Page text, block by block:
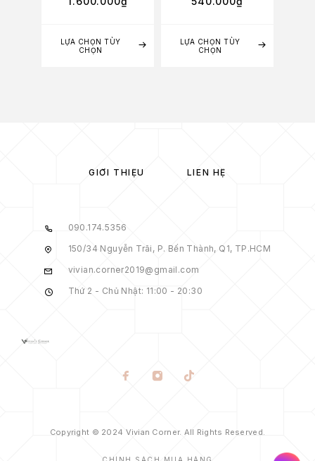
LỰA CHỌN TÙY
CHỌN
LỰA CHỌN TÙY
CHỌN
GIỚI THIỆU LIÊN HỆ
090.174.5356
150/34 Nguyễn Trãi, P. Bến Thành, Q1, TP.HCM
vivian.corner2019@gmail.com
Thứ 2 - Chủ Nhật: 11:00 - 20:30
Copyright © 2024 Vivian Corner. All Rights Reserved.